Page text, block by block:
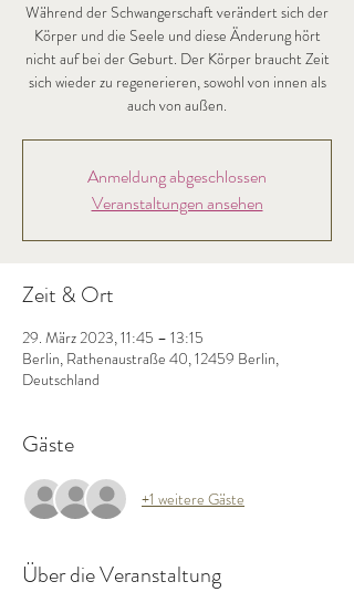
Während der Schwangerschaft verändert sich der
Körper und die Seele und diese Änderung hört
nicht auf bei der Geburt. Der Körper braucht Zeit
sich wieder zu regenerieren, sowohl von innen als
auch von außen.
Anmeldung abgeschlossen
Veranstaltungen ansehen
Zeit & Ort
29. März 2023, 11:45 – 13:15
Berlin, Rathenaustraße 40, 12459 Berlin,
Deutschland
Gäste
+1 weitere Gäste
Über die Veranstaltung